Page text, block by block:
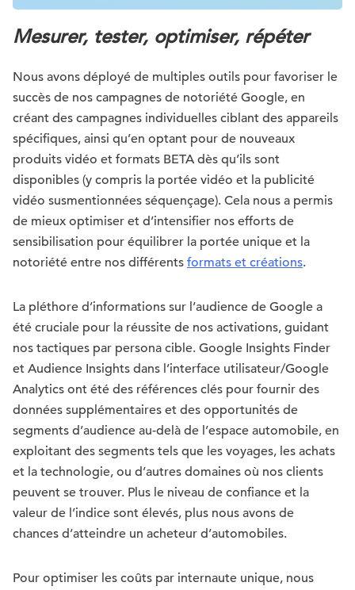
Mesurer, tester, optimiser, répéter
Nous avons déployé de multiples outils pour favoriser le
succès de nos campagnes de notoriété Google, en
créant des campagnes individuelles ciblant des appareils
spécifiques, ainsi qu’en optant pour de nouveaux
produits vidéo et formats BETA dès qu’ils sont
disponibles (y compris la portée vidéo et la publicité
vidéo susmentionnées séquençage). Cela nous a permis
de mieux optimiser et d’intensifier nos efforts de
sensibilisation pour équilibrer la portée unique et la
notoriété entre nos différents formats et créations.
La pléthore d’informations sur l’audience de Google a
été cruciale pour la réussite de nos activations, guidant
nos tactiques par persona cible. Google Insights Finder
et Audience Insights dans l’interface utilisateur/Google
Analytics ont été des références clés pour fournir des
données supplémentaires et des opportunités de
segments d’audience au-delà de l’espace automobile, en
exploitant des segments tels que les voyages, les achats
et la technologie, ou d’autres domaines où nos clients
peuvent se trouver. Plus le niveau de confiance et la
valeur de l’indice sont élevés, plus nous avons de
chances d’atteindre un acheteur d’automobiles.
Pour optimiser les coûts par internaute unique, nous